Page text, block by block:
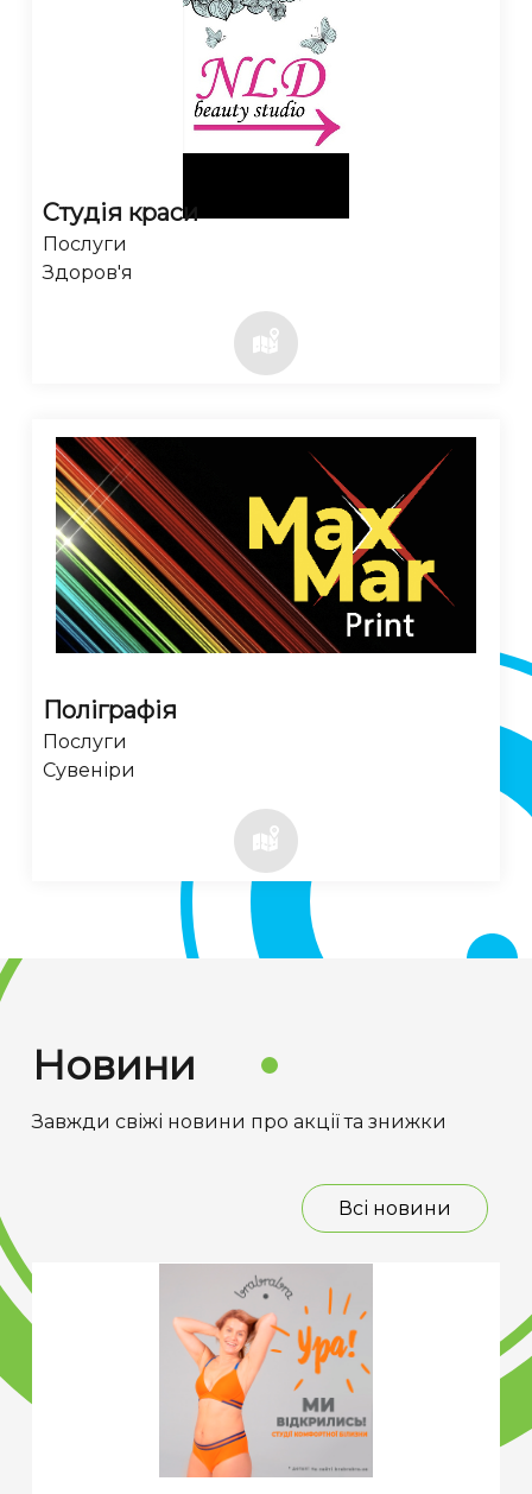
Студія краси
Послуги
Здоров'я
Поліграфія
Послуги
Сувеніри
Новини
Завжди свіжі новини про акції та знижки
Всі новини